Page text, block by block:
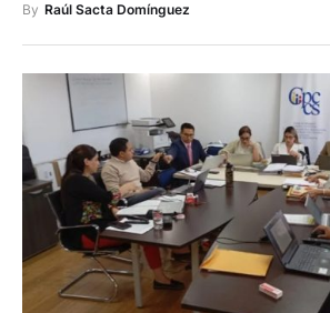
By Raúl Sacta Domínguez